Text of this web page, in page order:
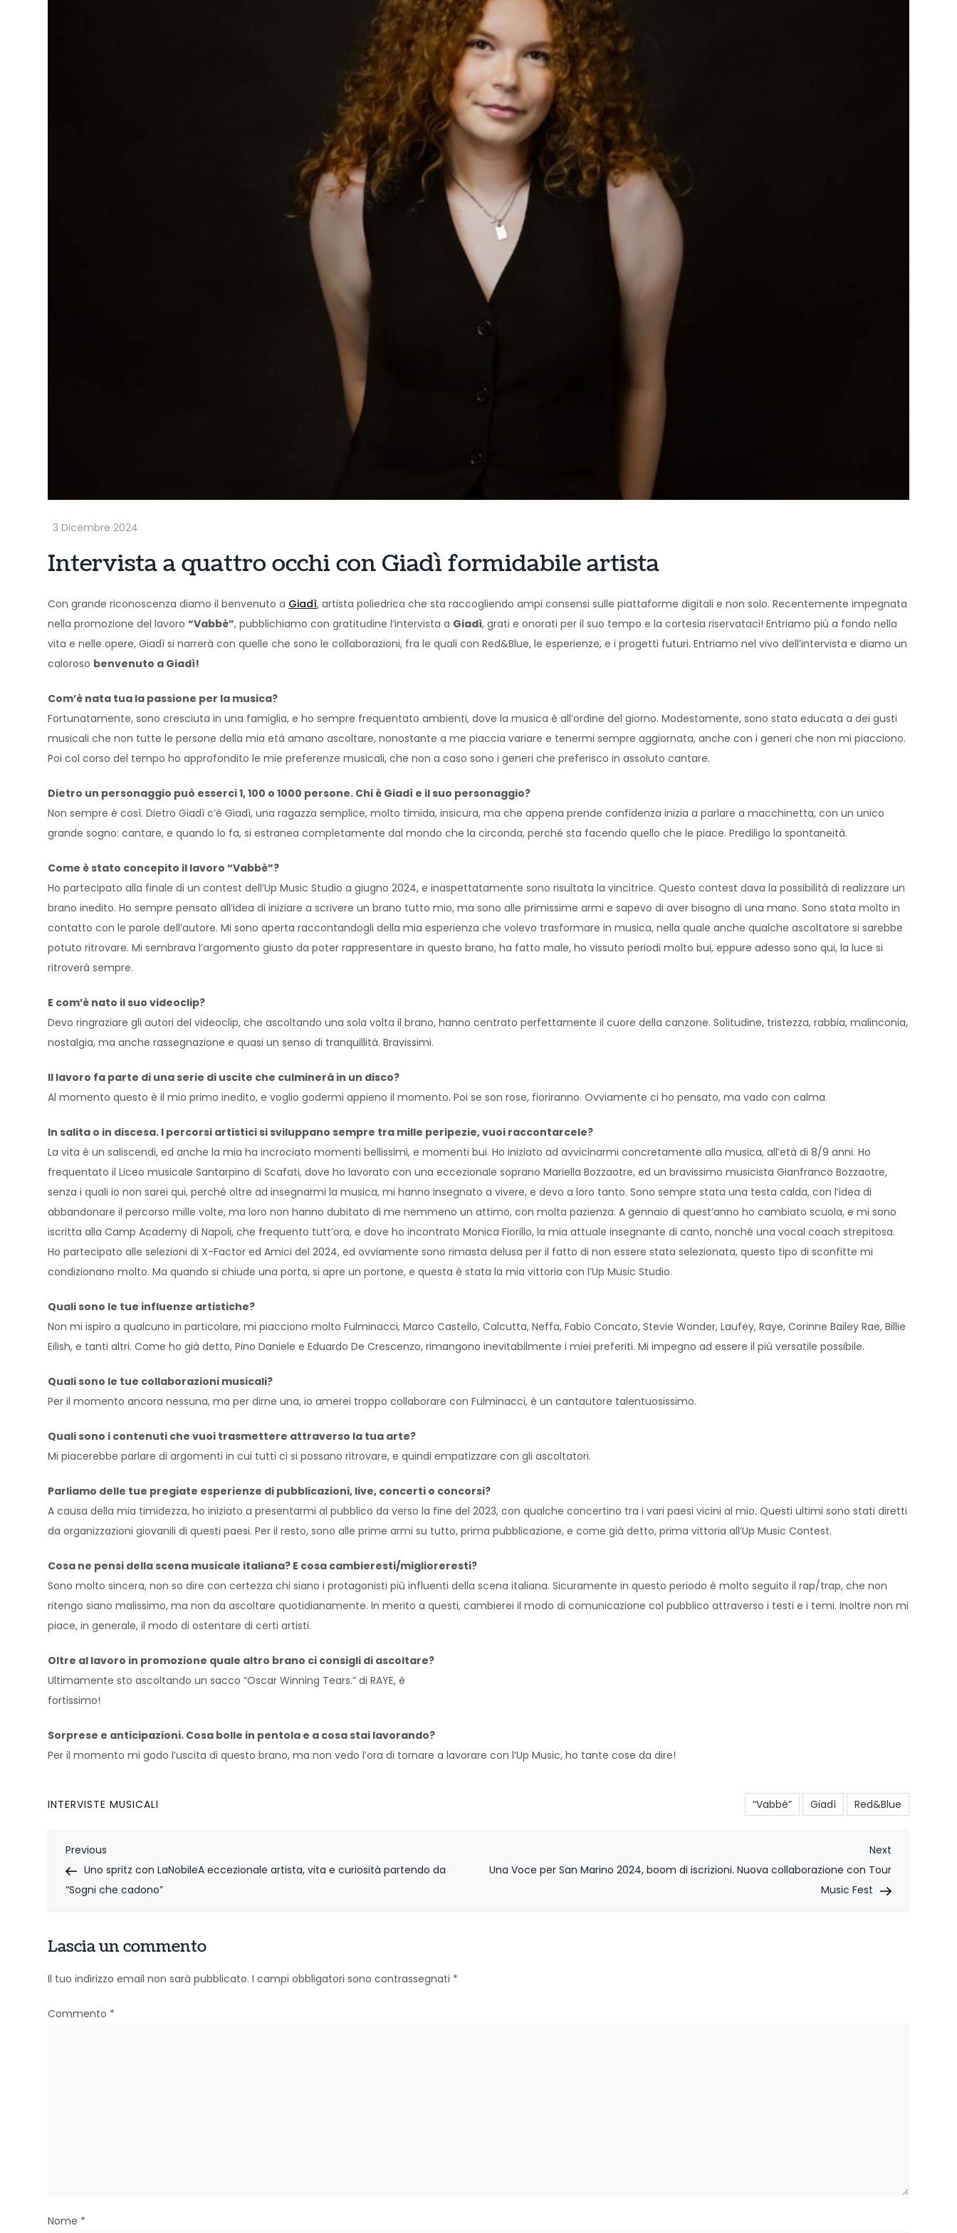
Intervista a quattro occhi con Giadì formidabile artista
Con grande riconoscenza diamo il benvenuto a Giadì, artista poliedrica che sta raccogliendo ampi consensi sulle piattaforme digitali e non solo. Recentemente impegnata
nella promozione del lavoro“Vabbè”, pubblichiamo con gratitudine l’intervista a Giadì, grati e onorati per il suo tempo e la cortesia riservataci! Entriamo più a fondo nella
vita e nelle opere, Giadì si narrerà con quelle che sono le collaborazioni, fra le quali con Red&Blue, le esperienze, e i progetti futuri. Entriamo nel vivo dell’intervista e diamo un
caloroso benvenuto a Giadì!
Com’è nata tua la passione per la musica?
Fortunatamente, sono cresciuta in una famiglia, e ho sempre frequentato ambienti, dove la musica è all’ordine del giorno. Modestamente, sono stata educata a dei gusti
musicali che non tutte le persone della mia età amano ascoltare, nonostante a me piaccia variare e tenermi sempre aggiornata, anche con i generi che non mi piacciono.
Poi col corso del tempo ho approfondito le mie preferenze musicali, che non a caso sono i generi che preferisco in assoluto cantare.
Dietro un personaggio può esserci 1, 100 o 1000 persone. Chi è Giadì e il suo personaggio?
Non sempre è così. Dietro Giadì c’è Giadì, una ragazza semplice, molto timida, insicura, ma che appena prende confidenza inizia a parlare a macchinetta, con un unico
grande sogno: cantare, e quando lo fa, si estranea completamente dal mondo che la circonda, perché sta facendo quello che le piace. Prediligo la spontaneità.
Come è stato concepito il lavoro “Vabbè”?
Ho partecipato alla finale di un contest dell’Up Music Studio a giugno 2024, e inaspettatamente sono risultata la vincitrice. Questo contest dava la possibilità di realizzare un
brano inedito. Ho sempre pensato all’idea di iniziare a scrivere un brano tutto mio, ma sono alle primissime armi e sapevo di aver bisogno di una mano. Sono stata molto in
contatto con le parole dell’autore. Mi sono aperta raccontandogli della mia esperienza che volevo trasformare in musica, nella quale anche qualche ascoltatore si sarebbe
potuto ritrovare. Mi sembrava l’argomento giusto da poter rappresentare in questo brano, ha fatto male, ho vissuto periodi molto bui, eppure adesso sono qui, la luce si
ritroverà sempre.
E com’è nato il suo videoclip?
Devo ringraziare gli autori del videoclip, che ascoltando una sola volta il brano, hanno centrato perfettamente il cuore della canzone. Solitudine, tristezza, rabbia, malinconia,
nostalgia, ma anche rassegnazione e quasi un senso di tranquillità. Bravissimi.
Il lavoro fa parte di una serie di uscite che culminerà in un disco?
Al momento questo è il mio primo inedito, e voglio godermi appieno il momento. Poi se son rose, fioriranno. Ovviamente ci ho pensato, ma vado con calma.
In salita o in discesa. I percorsi artistici si sviluppano sempre tra mille peripezie, vuoi raccontarcele?
La vita è un saliscendi, ed anche la mia ha incrociato momenti bellissimi, e momenti bui. Ho iniziato ad avvicinarmi concretamente alla musica, all’età di 8/9 anni. Ho
frequentato il Liceo musicale Santarpino di Scafati, dove ho lavorato con una eccezionale soprano Mariella Bozzaotre, ed un bravissimo musicista Gianfranco Bozzaotre,
senza i quali io non sarei qui, perché oltre ad insegnarmi la musica, mi hanno insegnato a vivere, e devo a loro tanto. Sono sempre stata una testa calda, con l’idea di
abbandonare il percorso mille volte, ma loro non hanno dubitato di me nemmeno un attimo, con molta pazienza. A gennaio di quest’anno ho cambiato scuola, e mi sono
iscritta alla Camp Academy di Napoli, che frequento tutt’ora, e dove ho incontrato Monica Fiorillo, la mia attuale insegnante di canto, nonché una vocal coach strepitosa.
Ho partecipato alle selezioni di X-Factor ed Amici del 2024, ed ovviamente sono rimasta delusa per il fatto di non essere stata selezionata, questo tipo di sconfitte mi
condizionano molto. Ma quando si chiude una porta, si apre un portone, e questa è stata la mia vittoria con l’Up Music Studio.
Quali sono le tue influenze artistiche?
Non mi ispiro a qualcuno in particolare, mi piacciono molto Fulminacci, Marco Castello, Calcutta, Neffa, Fabio Concato, Stevie Wonder, Laufey, Raye, Corinne Bailey Rae, Billie
Eilish, e tanti altri. Come ho già detto, Pino Daniele e Eduardo De Crescenzo, rimangono inevitabilmente i miei preferiti. Mi impegno ad essere il più versatile possibile.
Quali sono le tue collaborazioni musicali?
Per il momento ancora nessuna, ma per dirne una, io amerei troppo collaborare con Fulminacci, è un cantautore talentuosissimo.
Quali sono i contenuti che vuoi trasmettere attraverso la tua arte?
Mi piacerebbe parlare di argomenti in cui tutti ci si possano ritrovare, e quindi empatizzare con gli ascoltatori.
Parliamo delle tue pregiate esperienze di pubblicazioni, live, concerti o concorsi?
A causa della mia timidezza, ho iniziato a presentarmi al pubblico da verso la fine del 2023, con qualche concertino tra i vari paesi vicini al mio. Questi ultimi sono stati diretti
da organizzazioni giovanili di questi paesi. Per il resto, sono alle prime armi su tutto, prima pubblicazione, e come già detto, prima vittoria all’Up Music Contest.
Cosa ne pensi della scena musicale italiana? E cosa cambieresti/miglioreresti?
Sono molto sincera, non so dire con certezza chi siano i protagonisti più influenti della scena italiana. Sicuramente in questo periodo è molto seguito il rap/trap, che non
ritengo siano malissimo, ma non da ascoltare quotidianamente. In merito a questi, cambierei il modo di comunicazione col pubblico attraverso i testi e i temi. Inoltre non mi
piace, in generale, il modo di ostentare di certi artisti.
Oltre al lavoro in promozione quale altro brano ci consigli di ascoltare?
Ultimamente sto ascoltando un sacco “Oscar Winning Tears.” di RAYE, è
fortissimo!
Sorprese e anticipazioni. Cosa bolle in pentola e a cosa stai lavorando?
Per il momento mi godo l’uscita di questo brano, ma non vedo l’ora di tornare a lavorare con l’Up Music, ho tante cose da dire!
INTERVISTE MUSICALI “Vabbè” Giadì Red&Blue
N
a
i
a
z
t
Previous
Post
Previous
Uno spritz con LaNobileA eccezionale artista, vita e curiosità partendo da
“Sogni che cadono”
Next
Post
Next
Una Voce per San Marino 2024, boom di iscrizioni. Nuova collaborazione con Tour
Music Fest
Lascia un commento
Il tuo indirizzo email non sarà pubblicato. I campi obbligatori sono contrassegnati *
Commento *
Nome *